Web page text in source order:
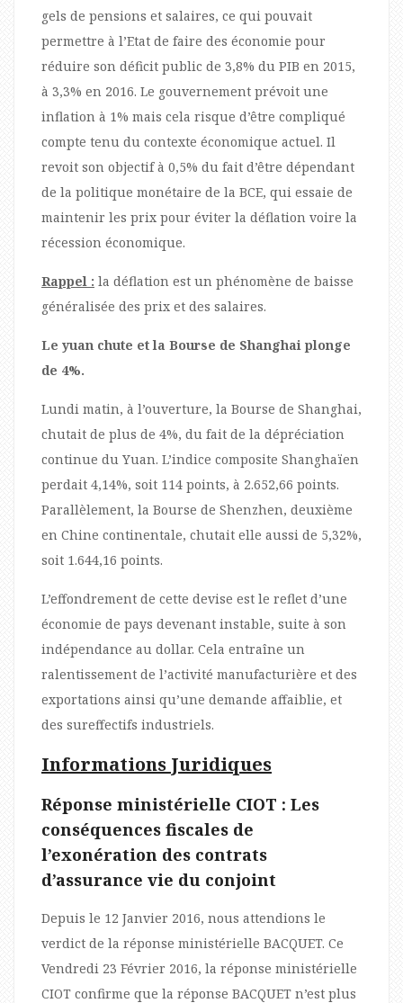
gels de pensions et salaires, ce qui pouvait
permettre à l’Etat de faire des économie pour
réduire son déficit public de 3,8% du PIB en 2015,
à 3,3% en 2016. Le gouvernement prévoit une
inflation à 1% mais cela risque d’être compliqué
compte tenu du contexte économique actuel. Il
revoit son objectif à 0,5% du fait d’être dépendant
de la politique monétaire de la BCE, qui essaie de
maintenir les prix pour éviter la déflation voire la
récession économique.
Rappel : la déflation est un phénomène de baisse
généralisée des prix et des salaires.
Le yuan chute et la Bourse de Shanghai plonge
de 4%.
Lundi matin, à l’ouverture, la Bourse de Shanghai,
chutait de plus de 4%, du fait de la dépréciation
continue du Yuan. L’indice composite Shanghaïen
perdait 4,14%, soit 114 points, à 2.652,66 points.
Parallèlement, la Bourse de Shenzhen, deuxième
en Chine continentale, chutait elle aussi de 5,32%,
soit 1.644,16 points.
L’effondrement de cette devise est le reflet d’une
économie de pays devenant instable, suite à son
indépendance au dollar. Cela entraîne un
ralentissement de l’activité manufacturière et des
exportations ainsi qu’une demande affaiblie, et
des sureffectifs industriels.
Informations Juridiques
Réponse ministérielle CIOT : Les
conséquences fiscales de
l’exonération des contrats
d’assurance vie du conjoint
Depuis le 12 Janvier 2016, nous attendions le
verdict de la réponse ministérielle BACQUET. Ce
Vendredi 23 Février 2016, la réponse ministérielle
CIOT confirme que la réponse BACQUET n’est plus